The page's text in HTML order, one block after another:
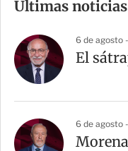
p
a
r
t
Últimas noticias
6 de agosto
El
6 de agosto